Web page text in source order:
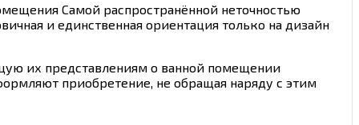
Самой распространённой неточностью
и единственная ориентация только на дизайн
их представлениям о ванной помещении
приобретение, не обращая наряду с этим